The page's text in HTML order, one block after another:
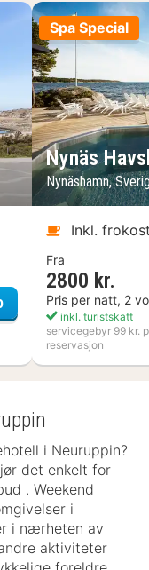
Varbergs Kusthotell
Spa Special
Nynäs
Nynäshamn,
Inkl.
Fra
2800 kr.
Pris per natt, 2
inkl. turistskatt
servicegebyr 99 kr.
reservasjon
i Neuruppin?
det enkelt for
. Weekend
i
i nærheten av
aktiviteter